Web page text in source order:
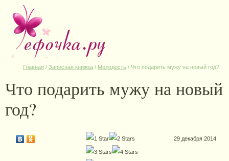
Главная / Записная книжка / Молодость / Что подарить мужу на новый год?
Что подарить мужу на новый
год?
29 декабря 2014